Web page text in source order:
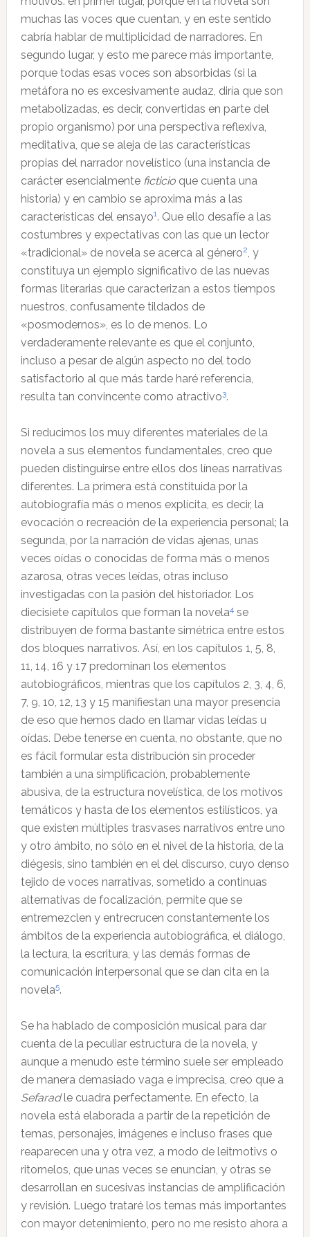
muchas las voces que cuentan, y en este sentido
cabría hablar de multiplicidad de narradores. En
segundo lugar, y esto me parece más importante,
porque todas esas voces son absorbidas (si la
metáfora no es excesivamente audaz, diría que son
metabolizadas, es decir, convertidas en parte del
propio organismo) por una perspectiva reflexiva,
meditativa, que se aleja de las características
propias del narrador novelístico (una instancia de
carácter esencialmente ficticioque cuenta una
historia) y en cambio se aproxima más a las
características del ensayo1. Que ello desafíe a las
costumbres y expectativas con las que un lector
«tradicional» de novela se acerca al género2 , y
constituya un ejemplo significativo de las nuevas
formas literarias que caracterizan a estos tiempos
nuestros, confusamente tildados de
«posmodernos», es lo de menos. Lo
verdaderamente relevante es que el conjunto,
incluso a pesar de algún aspecto no del todo
satisfactorio al que más tarde haré referencia,
resulta tan convincente como atractivo3.
Si reducimos los muy diferentes materiales de la
novela a sus elementos fundamentales, creo que
pueden distinguirse entre ellos dos líneas narrativas
diferentes. La primera está constituida por la
autobiografía más o menos explícita, es decir, la
evocación o recreación de la experiencia personal; la
segunda, por la narración de vidas ajenas, unas
veces oídas o conocidas de forma más o menos
azarosa, otras veces leídas, otras incluso
investigadas con la pasión del historiador. Los
diecisiete capítulos que forman la novela4se
distribuyen de forma bastante simétrica entre estos
dos bloques narrativos. Así, en los capítulos 1, 5, 8,
11, 14, 16 y 17 predominan los elementos
autobiográficos, mientras que los capítulos 2, 3, 4, 6,
7, 9, 10, 12, 13 y 15 manifiestan una mayor presencia
de eso que hemos dado en llamar vidas leídas u
oídas. Debe tenerse en cuenta, no obstante, que no
es fácil formular esta distribución sin proceder
también a una simplificación, probablemente
abusiva, de la estructura novelística, de los motivos
temáticos y hasta de los elementos estilísticos, ya
que existen múltiples trasvases narrativos entre uno
y otro ámbito, no sólo en el nivel de la historia, de la
diégesis, sino también en el del discurso, cuyo denso
tejido de voces narrativas, sometido a continuas
alternativas de focalización, permite que se
entremezclen y entrecrucen constantemente los
ámbitos de la experiencia autobiográfica, el diálogo,
la lectura, la escritura, y las demás formas de
comunicación interpersonal que se dan cita en la
novela5.
Se ha hablado de composición musical para dar
cuenta de la peculiar estructura de la novela, y
aunque a menudo este término suele ser empleado
de manera demasiado vaga e imprecisa, creo que a
Sefaradle cuadra perfectamente. En efecto, la
novela está elaborada a partir de la repetición de
temas, personajes, imágenes e incluso frases que
reaparecen una y otra vez, a modo de leitmotivs o
ritornelos, que unas veces se enuncian, y otras se
desarrollan en sucesivas instancias de amplificación
y revisión. Luego trataré los temas más importantes
con mayor detenimiento, pero no me resisto ahora a